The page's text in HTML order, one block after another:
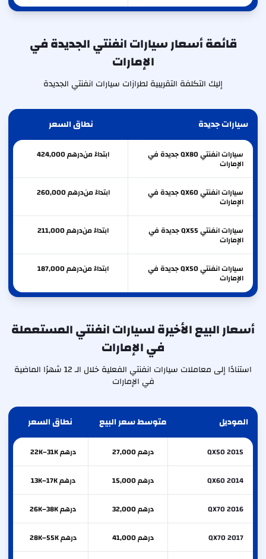
قائمة أسعار سيارات انفنتي الجديدة في
الإمارات
إليك التكلفة التقريبية لطرازات سيارات انفنتي الجديدة
سيارات جديدة نطاق السعر
سيارات انفنتي QX80 جديدة في
الإمارات
ابتداءً من 424,000درهم
سيارات انفنتي QX60 جديدة في
الإمارات
ابتداءً من 260,000درهم
سيارات انفنتي QX55 جديدة في
الإمارات
ابتداءً من 211,000درهم
سيارات انفنتي QX50 جديدة في
الإمارات
ابتداءً من 187,000درهم
أسعار البيع الأخيرة لسيارات انفنتي المستعملة
في الإمارات
استنادًا إلى معاملات سيارات انفنتي الفعلية خلال الـ 12 شهرًا الماضية
في الإمارات
الموديل متوسط سعر البيع نطاق السعر
QX50 2015 درهم 27,000 درهم 22K–31K
QX60 2014 درهم 15,000 درهم 13K–17K
QX70 2016 درهم 32,000 درهم 26K–38K
QX70 2017 درهم 41,000 درهم 28K–55K